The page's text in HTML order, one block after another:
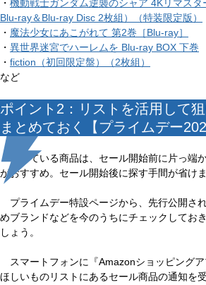
・ 機動戦士ガンダム逆襲のシャア 4Kリマスタ
Blu-ray＆Blu-ray Disc 2枚組）（特装限定版）
・ 魔法少女にあこがれて 第2巻［Blu-ray］
・ 異世界迷宮でハーレムを Blu-ray BOX 下巻
・ fiction（初回限定盤）（2枚組）
など
ポイント2：リストを活用して
まとめておく【プライムデー
狙っている商品は、セール開始前に片っ端
がおすすめ。セール開始後に探す手間が省けま
プライムデー特設ページから、先行公開さ
めブランドなどを今のうちにチェックしてお
しょう。
スマートフォンに『Amazonショッピングア
ほしいものリストにあるセール商品の通知を